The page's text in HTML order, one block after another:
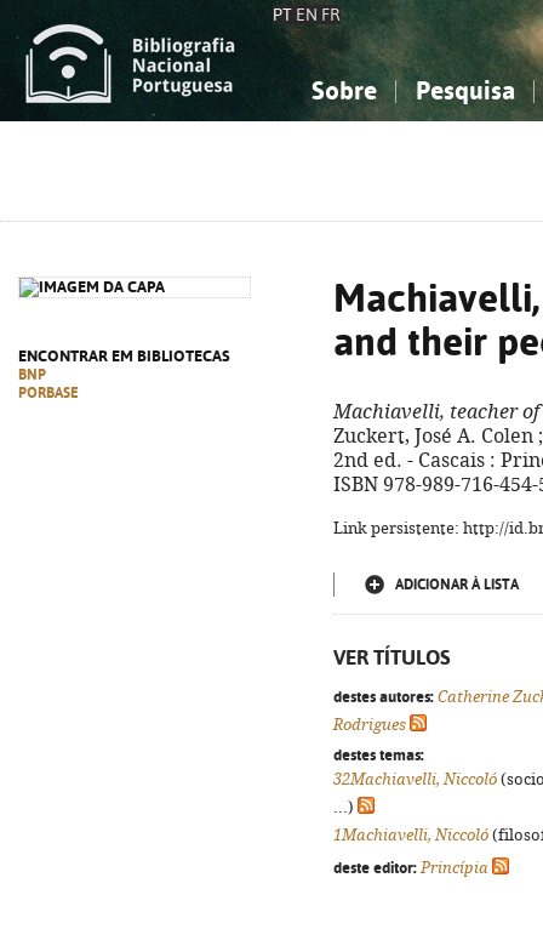
PT EN FR
Sobre Pesquisa
ENCONTRAR EM BIBLIOTECAS
BNP
PORBASE
and their
Machiavelli, teacher
Zuckert, José A. Colen
2nd ed. - Cascais :
ISBN 978-989-716-454-
Link persistente: http://
ADICIONAR À LISTA
VER TÍTULOS
destes autores: Catherine
Rodrigues
destes temas:
32Machiavelli, Niccoló
...)
1Machiavelli, Niccoló
deste editor: Princípia